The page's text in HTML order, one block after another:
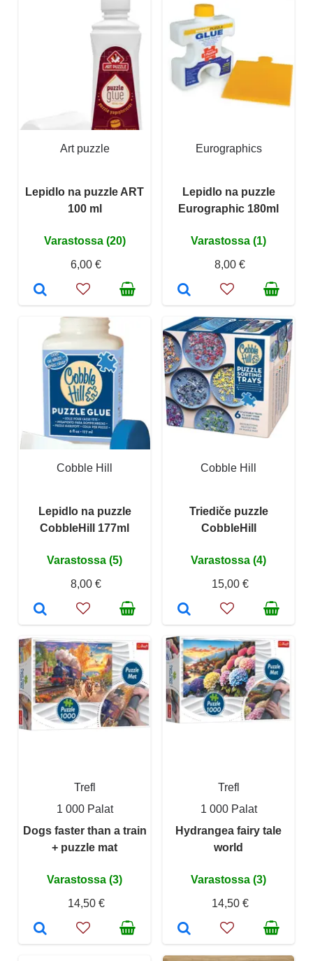
Art puzzle
Lepidlo na puzzle ART
100 ml
Varastossa (20)
6,00 €
Eurographics
Lepidlo na puzzle
Eurographic 180ml
Varastossa (1)
8,00 €
Cobble Hill
Lepidlo na puzzle
CobbleHill 177ml
Varastossa (5)
8,00 €
Cobble Hill
Triediče puzzle
CobbleHill
Varastossa (4)
15,00 €
Trefl
1 000 Palat
Dogs faster than a train
+ puzzle mat
Varastossa (3)
14,50 €
Trefl
1 000 Palat
Hydrangea fairy tale
world
Varastossa (3)
14,50 €